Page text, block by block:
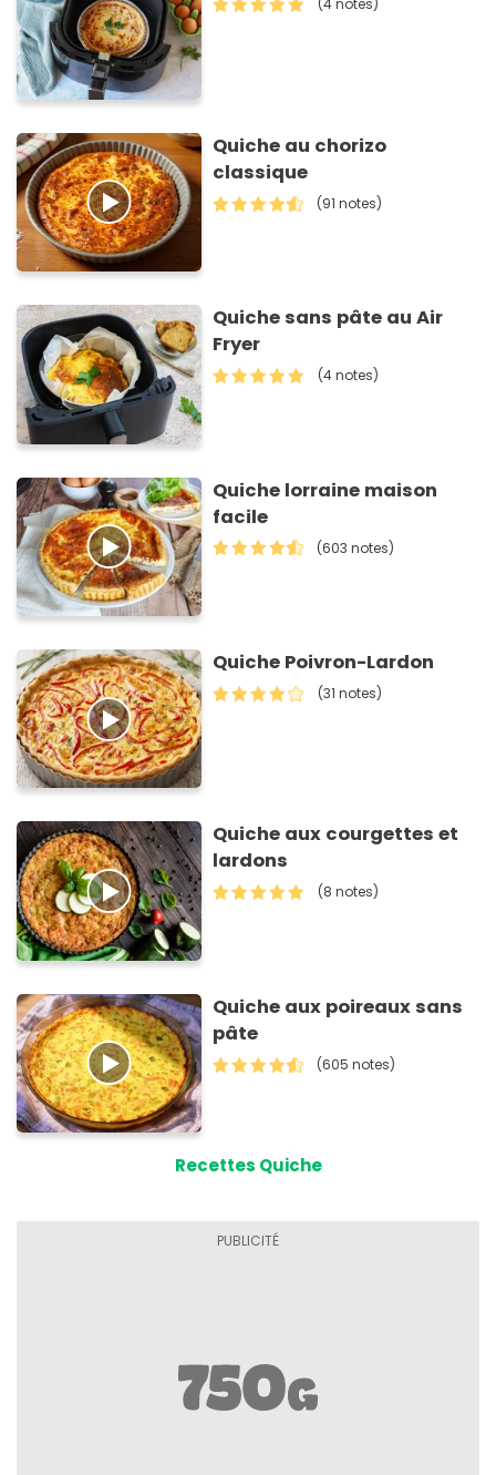
(4 notes)
Quiche au chorizo
classique
(91 notes)
Quiche sans pâte au Air
Fryer
(4 notes)
Quiche lorraine maison
facile
(603 notes)
Quiche Poivron-Lardon
(31 notes)
Quiche aux courgettes et
lardons
(8 notes)
Quiche aux poireaux sans
pâte
(605 notes)
Recettes Quiche